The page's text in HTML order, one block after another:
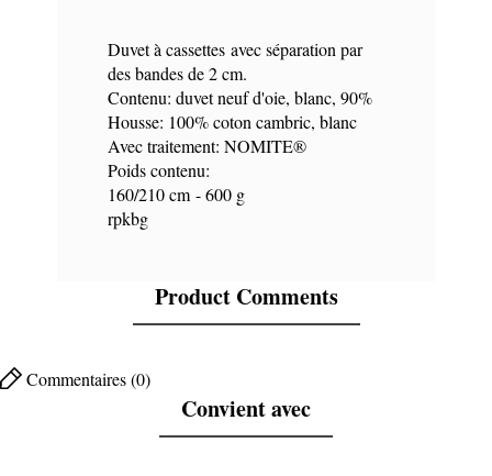
Duvet à cassettes avec séparation par
des bandes de 2 cm.
Contenu: duvet neuf d'oie, blanc, 90%
Housse: 100% coton cambric, blanc
Avec traitement: NOMITE®
Poids contenu:
160/210 cm - 600 g
rpkbg
Product Comments
Commentaires (0)
Convient avec